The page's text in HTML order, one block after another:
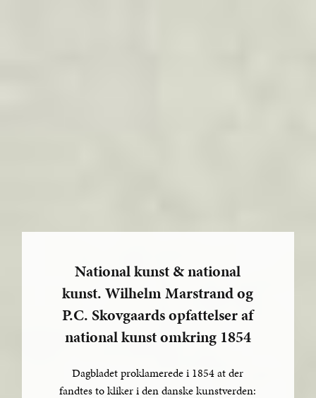
National kunst & national
kunst. Wilhelm Marstrand og
P.C. Skovgaards opfattelser af
national kunst omkring 1854
Dagbladet proklamerede i 1854 at der
fandtes to kliker i den danske kunstverden: